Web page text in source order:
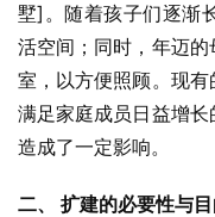
墅]。随着孩子们逐渐
活空间；同时，年迈
室，以方便照顾。现
满足家庭成员日益增
造成了一定影响。
二、 扩建的必要性与目